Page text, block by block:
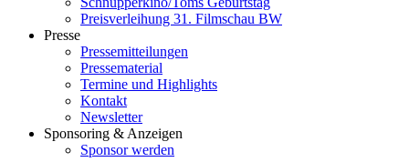
Preisverleihung 31. Filmschau BW
Presse
Pressemitteilungen
Pressematerial
Termine und Highlights
Kontakt
Newsletter
Sponsoring & Anzeigen
Sponsor werden